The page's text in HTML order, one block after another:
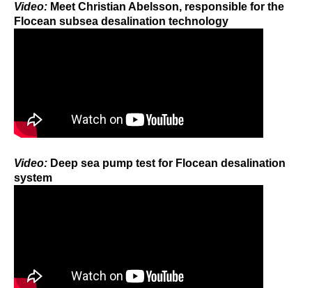
Video: Meet Christian Abelsson, responsible for the
Flocean subsea desalination technology
Video: Deep sea pump test for Flocean desalination
system